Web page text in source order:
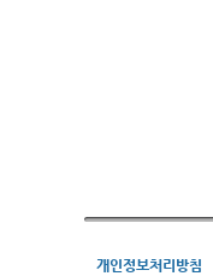
개인정보처리방침